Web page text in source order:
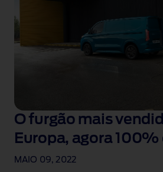
O furgão mais
Europa, agora
MAIO 09, 2022